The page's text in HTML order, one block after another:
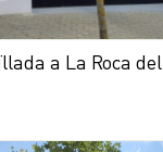
a La Roca del